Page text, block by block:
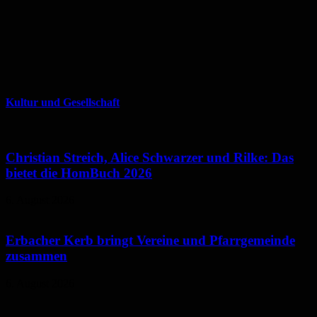
Kultur und Gesellschaft
Christian Streich, Alice Schwarzer und Rilke: Das
bietet die HomBuch 2026
Erbacher Kerb bringt Vereine und Pfarrgemeinde
zusammen